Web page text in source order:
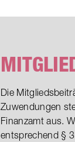
Die
Zuwendungen
Finanzamt aus.
entsprechend §